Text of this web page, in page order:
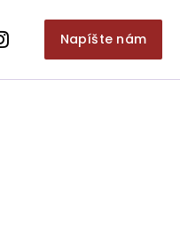
Napíšte nám